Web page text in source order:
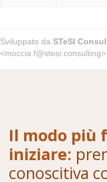
Sviluppato da STeSI
<moccia.f@stesi.consulting>
Il modo più
iniziare:
conoscitiva